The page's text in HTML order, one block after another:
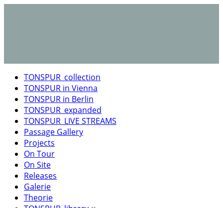
TONSPUR_collection
TONSPUR in Vienna
TONSPUR in Berlin
TONSPUR_expanded
TONSPUR_LIVE STREAMS
Passage Gallery
Projects
On Tour
On Site
Releases
Galerie
Theorie